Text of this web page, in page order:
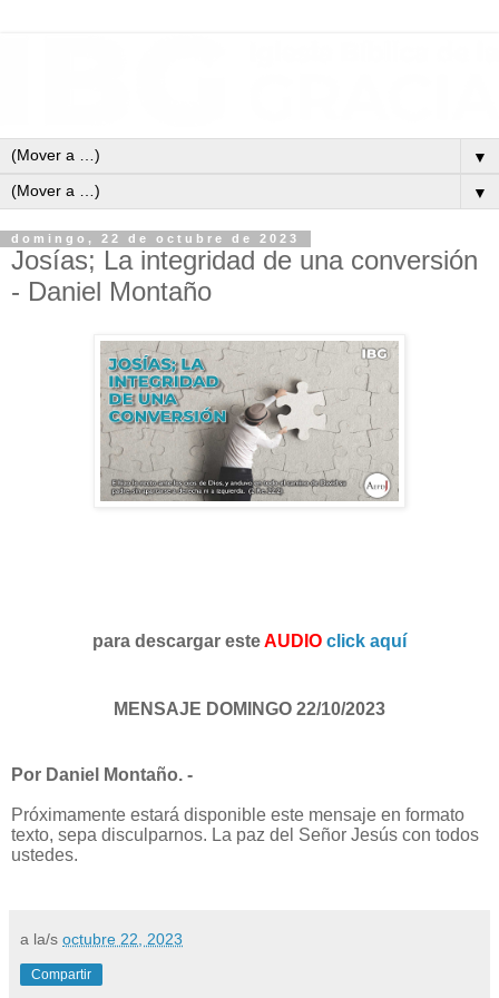
▼
▼
domingo, 22 de octubre de 2023
Josías; La integridad de una conversión
- Daniel Montaño
para descargar esteAUDIO click aquí
MENSAJE DOMINGO 22/10/2023
Por Daniel Montaño. -
Próximamente estará disponible este mensaje en formato
texto, sepa disculparnos. La paz del Señor Jesús con todos
ustedes.
a la/s octubre 22, 2023
Compartir